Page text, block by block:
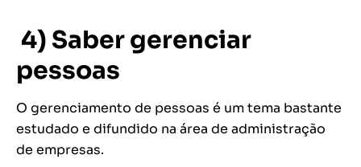
4) Saber gerenciar
pessoas
O gerenciamento de pessoas é um tema bastante
estudado e difundido na área de administração
de empresas.